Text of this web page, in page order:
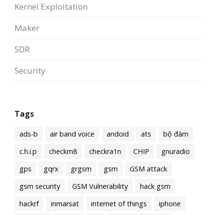
Kernel Exploitation
Maker
SDR
Security
Tags
ads-b air band voice andoid ats
bộ đàm
c.h.i.p
checkm8 checkra1n CHIP
gnuradio
gps
gqrx grgsm gsm
GSM attack
gsm security
GSM Vulnerability
hack gsm
hackrf
inmarsat internet of things
iphone